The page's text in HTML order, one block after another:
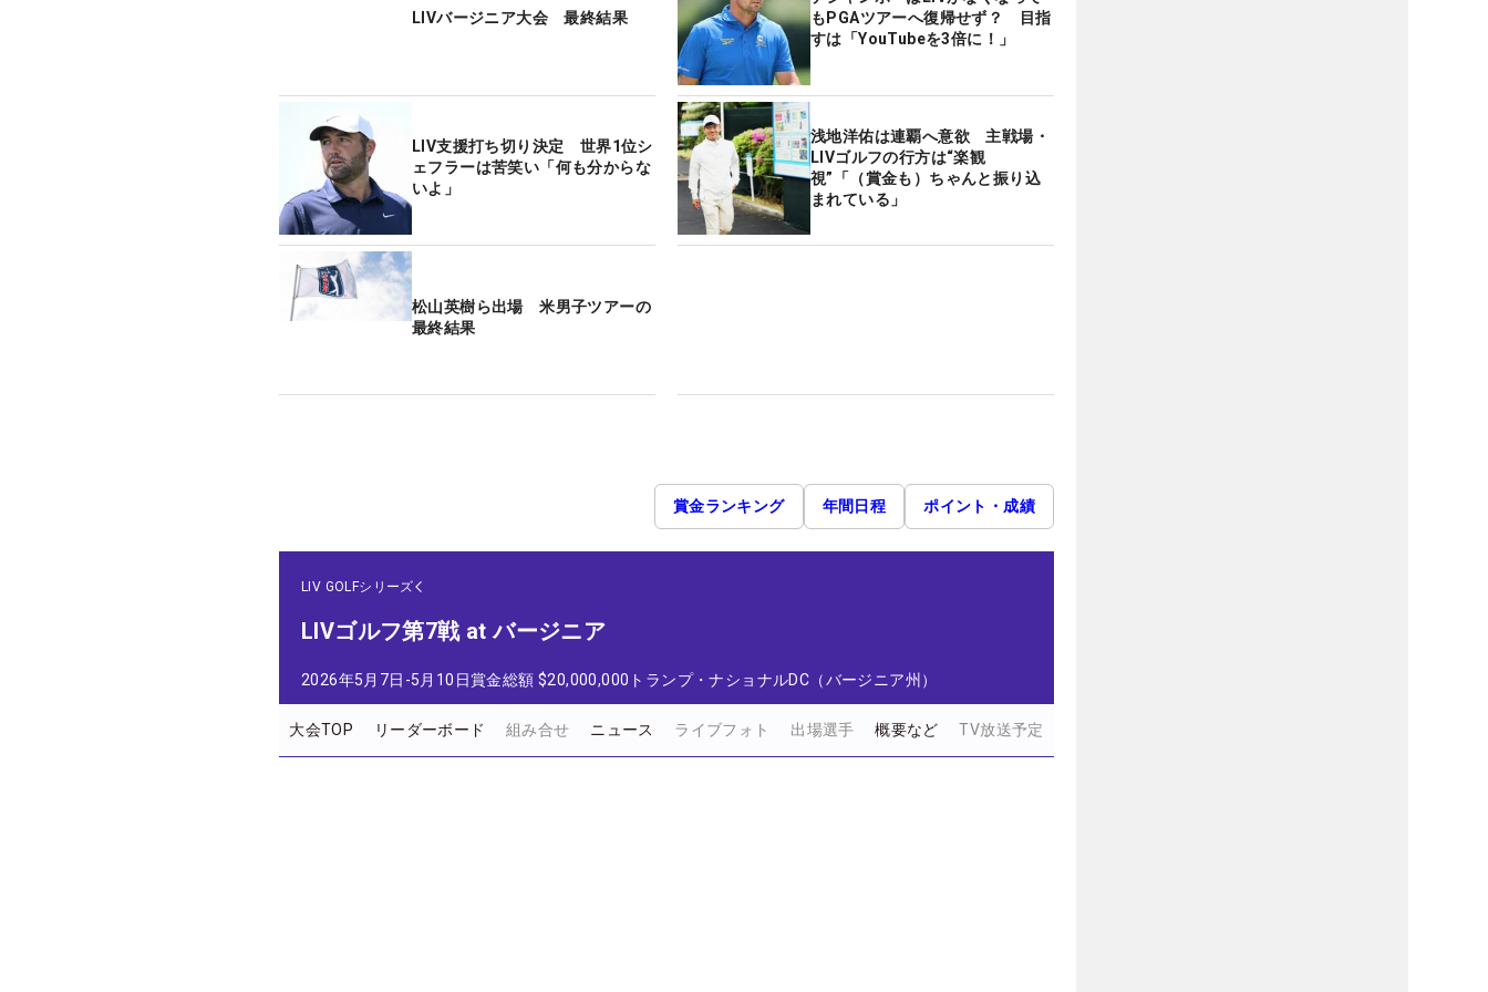
LIVバージニア大会 最終結果
もPGAツアーへ復帰せず？ 目指
すは「YouTubeを3倍に！」
LIV支援打ち切り決定 世界1位シ
ェフラーは苦笑い「何も分からな
いよ」
浅地洋佑は連覇へ意欲 主戦場・
LIVゴルフの行方は“楽観
視”「（賞金も）ちゃんと振り込
まれている」
松山英樹ら出場 米男子ツアーの
最終結果
賞金ランキング 年間日程 ポイント・成績
LIV GOLFシリーズ
LIVゴルフ第7戦 at バージニア
2026年5月7日-5月10日賞金総額 $20,000,000 トランプ・ナショナルDC（バージニア州）
大会TOP リーダーボード 組み合せ ニュース ライブフォト 出場選手 概要など TV放送予定